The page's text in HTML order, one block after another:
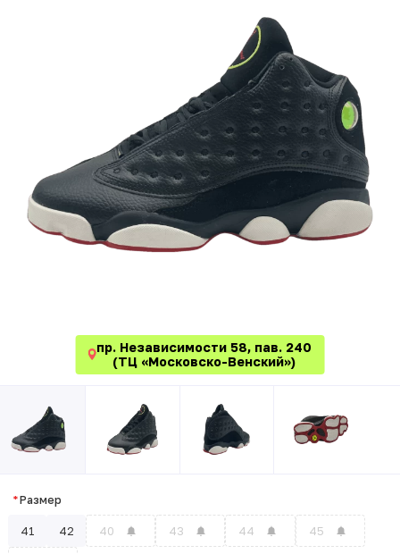
пр. Независимости 58, пав. 240
(ТЦ «Московско-Венский»)
Размер
41 42 40 43 44 45